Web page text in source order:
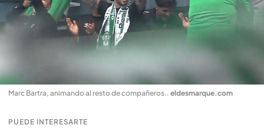
Marc Bartra, animando al resto de compañeros.. eldesmarque.com
PUEDE INTERESARTE